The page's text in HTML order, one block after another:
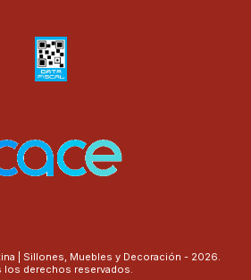
| Sillones, Muebles y Decoración - 2026.
los derechos reservados.